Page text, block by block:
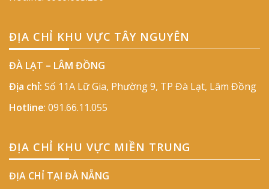
ĐỊA CHỈ KHU VỰC TÂY NGUYÊN
ĐÀ LẠT – LÂM ĐỒNG
Địa chỉ: Số 11A Lữ Gia, Phường 9, TP Đà Lạt, Lâm Đồng
Hotline: 091.66.11.055
ĐỊA CHỈ KHU VỰC MIỀN TRUNG
ĐỊA CHỈ TẠI ĐÀ NẴNG